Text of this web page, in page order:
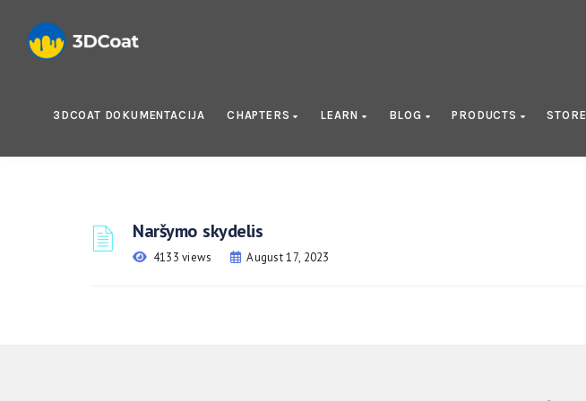
3DCOAT DOKUMENTACIJA CHAPTERS LEARN BLOG PRODUCTS STORE
Naršymo skydelis
4133 views August 17, 2023